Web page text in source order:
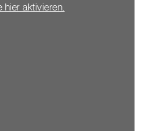
hier aktivieren.